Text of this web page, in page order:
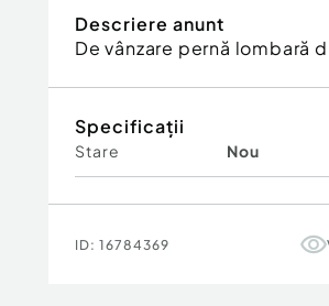
Descriere anunt
De vânzare pernă lombară
Specificații
Stare Nou
ID: 16784369